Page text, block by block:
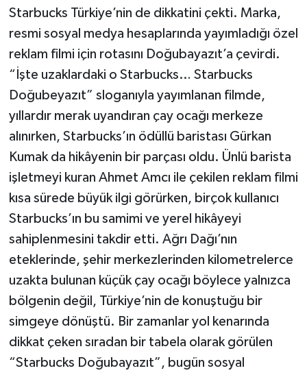
Starbucks Türkiye’nin de dikkatini çekti. Marka,
resmi sosyal medya hesaplarında yayımladığı özel
reklam filmi için rotasını Doğubayazıt’a çevirdi.
“İşte uzaklardaki o Starbucks… Starbucks
Doğubeyazıt” sloganıyla yayımlanan filmde,
yıllardır merak uyandıran çay ocağı merkeze
alınırken, Starbucks’ın ödüllü baristası Gürkan
Kumak da hikâyenin bir parçası oldu. Ünlü barista
işletmeyi kuran Ahmet Amcı ile çekilen reklam filmi
kısa sürede büyük ilgi görürken, birçok kullanıcı
Starbucks’ın bu samimi ve yerel hikâyeyi
sahiplenmesini takdir etti. Ağrı Dağı’nın
eteklerinde, şehir merkezlerinden kilometrelerce
uzakta bulunan küçük çay ocağı böylece yalnızca
bölgenin değil, Türkiye’nin de konuştuğu bir
simgeye dönüştü. Bir zamanlar yol kenarında
dikkat çeken sıradan bir tabela olarak görülen
“Starbucks Doğubayazıt”, bugün sosyal